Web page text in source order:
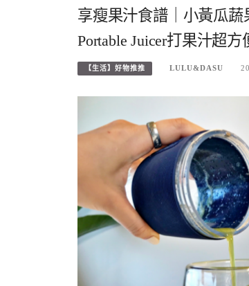
享瘦果汁食譜｜小黃瓜
Portable Juicer打果汁超方
【生活】好物推推 LULU&DASU